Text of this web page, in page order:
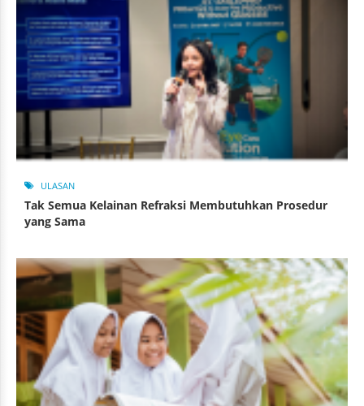
ULASAN
Tak Semua Kelainan Refraksi Membutuhkan Prosedur
yang Sama